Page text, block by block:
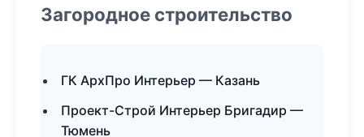
Загородное строительство
ГК АрхПро Интерьер — Казань
Проект-Строй Интерьер Бригадир —
Тюмень